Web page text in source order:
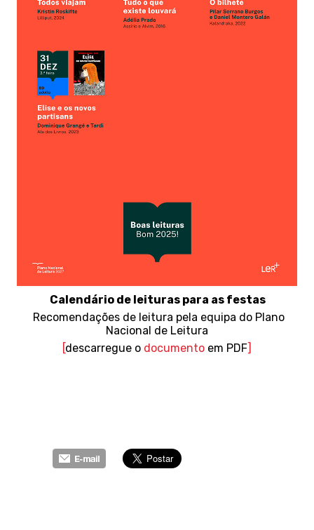
Calendário de leituras para as festas
Recomendações de leitura pela equipa do Plano
Nacional de Leitura
descarregue o documento em PDF